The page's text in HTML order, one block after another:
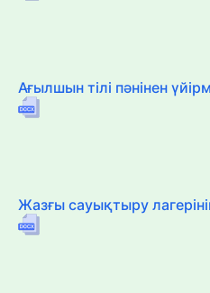
Ағылшын тілі пәнінен
Жазғы сауықтыру